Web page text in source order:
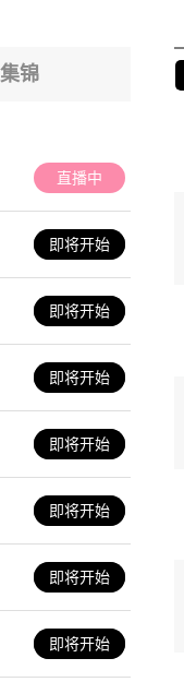
集锦
直播中
即将开始
即将开始
即将开始
即将开始
即将开始
即将开始
即将开始